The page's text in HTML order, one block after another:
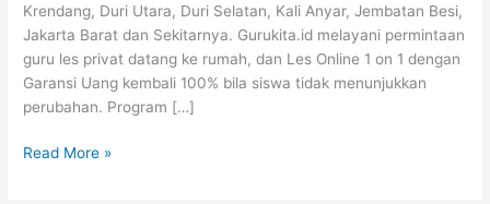
Krendang, Duri Utara, Duri Selatan, Kali Anyar, Jembatan Besi,
Jakarta Barat dan Sekitarnya. Gurukita.id melayani permintaan
guru les privat datang ke rumah, dan Les Online 1 on 1 dengan
Garansi Uang kembali 100% bila siswa tidak menunjukkan
perubahan. Program […]
Read More »